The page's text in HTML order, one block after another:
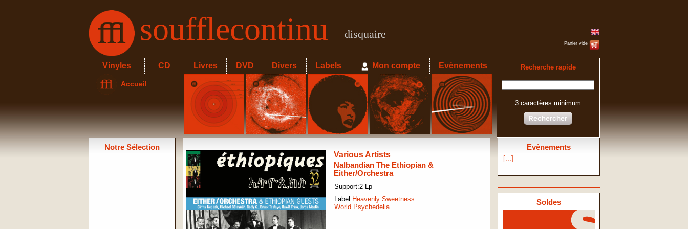
soufflecontinu disquaire
Panier vide
Vinyles CD Livres DVD Divers Labels Mon compte Evènements Recherche rapide
3 caractères minimum
Rechercher
Accueil
Evènements
[...]
Soldes
Notre Sélection
Various Artists
Nalbandian The Ethiopian &
Either/Orchestra
Support:2 Lp
Label: Heavenly Sweetness
World Psychedelia